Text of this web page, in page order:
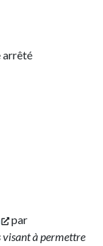
arrêté
par
visant à permettre